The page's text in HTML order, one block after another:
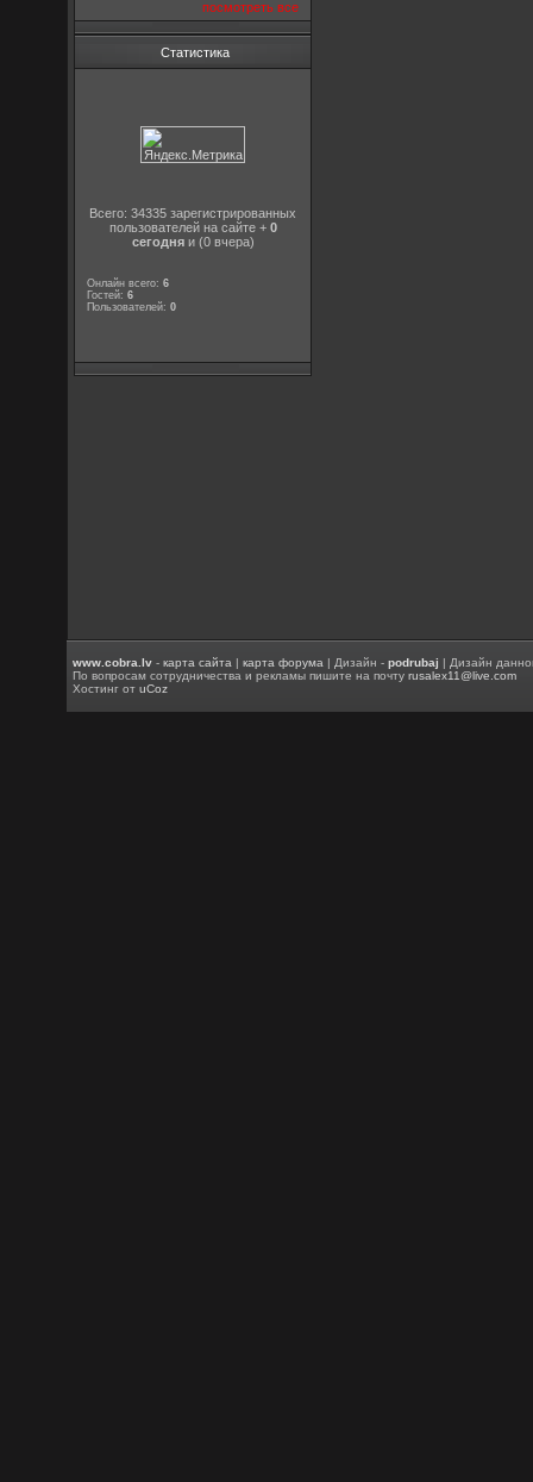
посмотреть все
Статистика
Всего: 34335 зарегистрированных
пользователей на сайте + 0
сегодняи (0 вчера)
Онлайн всего:6
Гостей:6
Пользователей:0
www.cobra.lv -карта сайта |карта форума | Дизайн -podrubaj | Дизайн
По вопросам сотрудничества и рекламы пишите на почтуrusalex11@live.com
Хостинг отuCoz